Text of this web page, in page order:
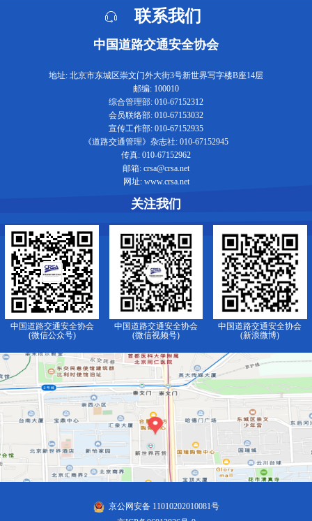
联系我们
中国道路交通安全协会
地址: 北京市东城区崇文门外大街3号新世界写字楼B座14层
邮编: 100010
综合管理部: 010-67152312
会员联络部: 010-67153032
宣传工作部: 010-67152935
《道路交通管理》杂志社: 010-67152945
传真: 010-67152962
邮箱: crsa@crsa.net
网址: www.crsa.net
关注我们
中国道路交通安全协会
(微信公众号)
中国道路交通安全协会
(微信视频号)
中国道路交通安全协会
(新浪微博)
京公网安备 11010202010081号